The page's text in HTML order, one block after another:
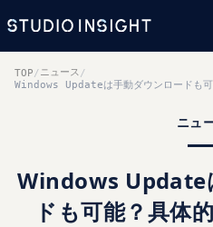
TOP / ニュース /
Windows Updateは手動ダウンロードも可
ニュ
Windows Update
ドも可能？具体